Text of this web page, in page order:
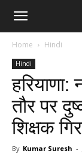
Janta
Reporter
Home Hindi
Hindi
हरियाणा:
तौर पर
शिक्षक
By Kumar Suresh -